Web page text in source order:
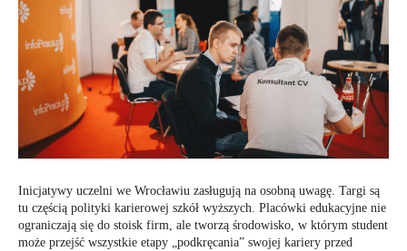
Inicjatywy uczelni we Wrocławiu zasługują na osobną uwagę. Targi są
tu częścią polityki karierowej szkół wyższych. Placówki edukacyjne nie
ograniczają się do stoisk firm, ale tworzą środowisko, w którym student
może przejść wszystkie etapy „podkręcania” swojej kariery przed